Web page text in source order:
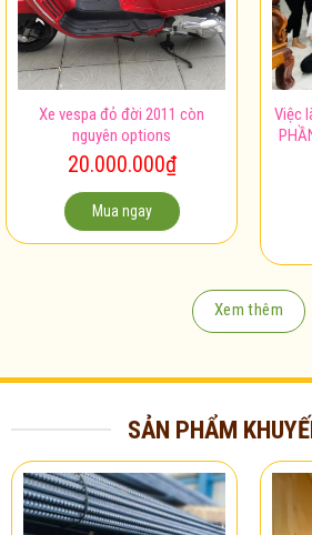
Xe vespa đỏ đời 2011 còn
nguyên options
20.000.000₫
Mua ngay
Việc
Xem thêm
SẢN PHẨM